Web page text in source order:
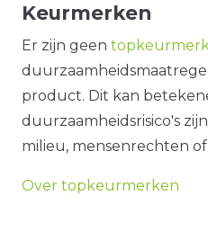
Keurmerken
Er zijn geen
product. Dit kan
duurzaamheidsrisico's
milieu, mensenrechten
Over topkeurmerken